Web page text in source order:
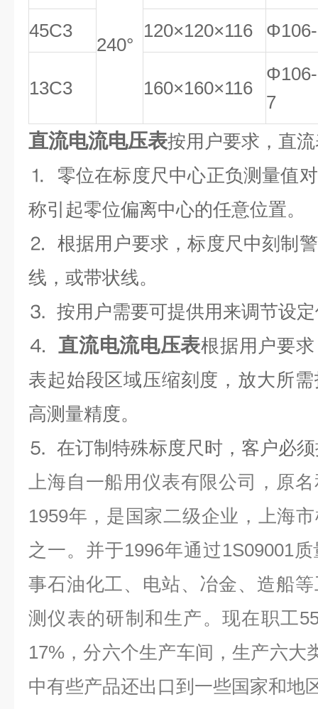
240°
45C3 120×120×116
13C3 160×160×116
7
直流电流电压表按用户要求，直
⒈ 零位在标度尺中心正负测量值
称引起零位偏离中心的任意位置。
⒉ 根据用户要求，标度尺中刻制
线，或带状线。
⒊ 按用户需要可提供用来调节设
⒋直流电流电压表根据用户要
表起始段区域压缩刻度，放大所
高测量精度。
⒌ 在订制特殊标度尺时，客户必
上海自一船用仪表有限公司，原
1959年，是国家二级企业，上海
之一。并于1996年通过1S09001
事石油化工、电站、冶金、造船
测仪表的研制和生产。现在职工
17%，分六个生产车间，生产六大
中有些产品还出口到一些国家和地